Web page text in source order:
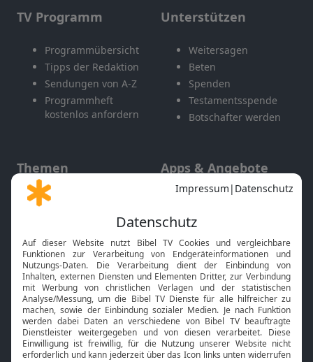
TV Programm
Programmübersicht
Tipps der Redaktion
Sendungen von A-Z
Programmheft
kostenlos anfordern
Unterstützen
Weitersagen
Beten
Spenden
Testamentsspende
Botschafter werden
Themen
Gott und Bibel erklärt
Neuigkeiten
Apps & Angebote
Mobile App
Smart TV
HbbTV
Bibelthek Online-Bibel
Nächster Gottesdienst
Bibel TV Service